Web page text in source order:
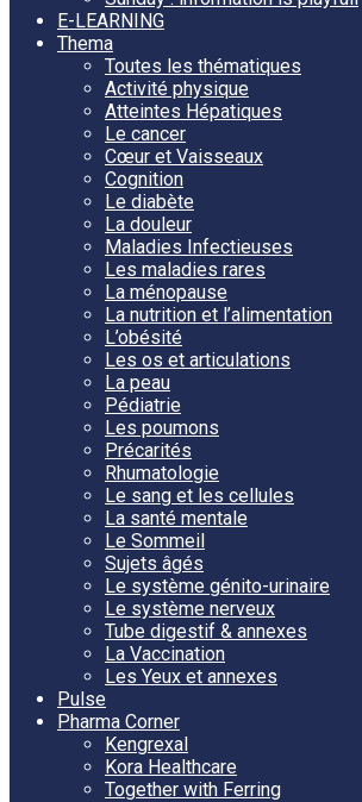
E-LEARNING
Thema
Toutes les thématiques
Activité physique
Atteintes Hépatiques
Le cancer
Cœur et Vaisseaux
Cognition
Le diabète
La douleur
Maladies Infectieuses
Les maladies rares
La ménopause
La nutrition et l’alimentation
L’obésité
Les os et articulations
La peau
Pédiatrie
Les poumons
Précarités
Rhumatologie
Le sang et les cellules
La santé mentale
Le Sommeil
Sujets âgés
Le système génito-urinaire
Le système nerveux
Tube digestif & annexes
La Vaccination
Les Yeux et annexes
Pulse
Pharma Corner
Kengrexal
Kora Healthcare
Together with Ferring